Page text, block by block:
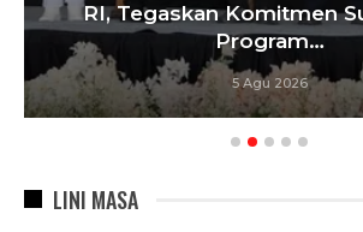
RI, Tegaskan Komitmen
Program…
5 Agu 2026
LINI MASA